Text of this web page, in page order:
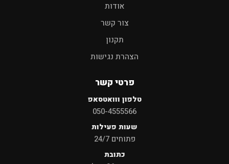
אודות
צור קשר
תקנון
הצהרת נגישות
פרטי קשר
טלפון ווואטסאפ
050-4555566
שעות פעילות
פתוחים 24/7
כתובת